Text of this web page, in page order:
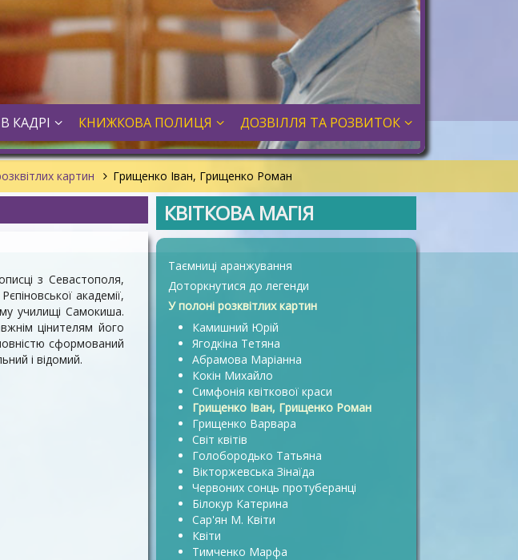
КАДРІ КНИЖКОВА ПОЛИЦЯ ДОЗВІЛЛЯ ТА РОЗВИТОК
картин Грищенко Іван, Грищенко Роман
КВІТКОВА МАГІЯ
Таємниці аранжування
Доторкнутися до легенди
У полоні розквітлих картин
Камишний Юрій
Ягодкіна Тетяна
Абрамова Маріанна
Кокін Михайло
Симфонія квіткової краси
Грищенко Іван, Грищенко Роман
Грищенко Варвара
Світ квітів
Голобородько Татьяна
Вікторжевська Зінаїда
Червоних сонць протуберанці
Білокур Катерина
Сар'ян М. Квіти
Квіти
Тимченко Марфа
з Севастополя,
академії,
училищі Самокиша.
цінителям його
сформований
і відомий.